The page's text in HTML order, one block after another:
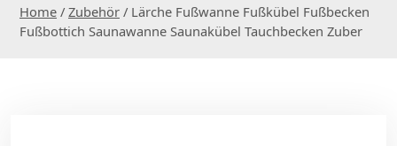
Home / Zubehör / Lärche Fußwanne Fußkübel Fußbecken
Fußbottich Saunawanne Saunakübel Tauchbecken Zuber